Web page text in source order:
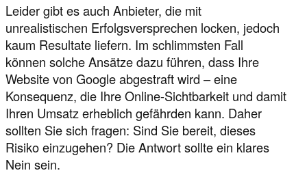
Leider gibt es auch Anbieter, die mit
unrealistischen Erfolgsversprechen locken, jedoch
kaum Resultate liefern. Im schlimmsten Fall
können solche Ansätze dazu führen, dass Ihre
Website von Google abgestraft wird – eine
Konsequenz, die Ihre Online-Sichtbarkeit und damit
Ihren Umsatz erheblich gefährden kann. Daher
sollten Sie sich fragen: Sind Sie bereit, dieses
Risiko einzugehen? Die Antwort sollte ein klares
Nein sein.